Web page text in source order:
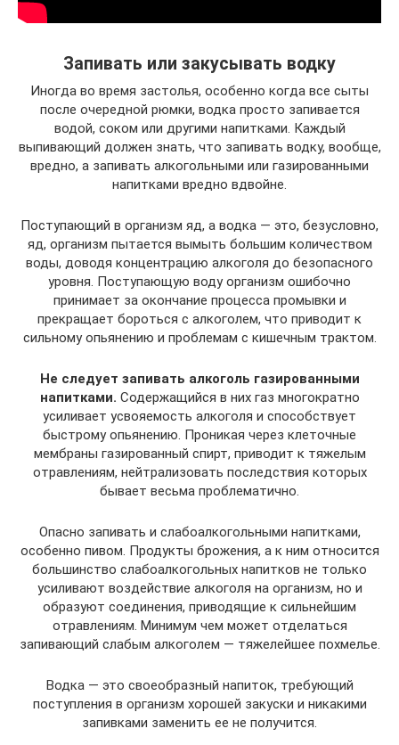
Запивать или закусывать водку
Иногда во время застолья, особенно когда все сыты
после очередной рюмки, водка просто запивается
водой, соком или другими напитками. Каждый
выпивающий должен знать, что запивать водку, вообще,
вредно, а запивать алкогольными или газированными
напитками вредно вдвойне.
Поступающий в организм яд, а водка — это, безусловно,
яд, организм пытается вымыть большим количеством
воды, доводя концентрацию алкоголя до безопасного
уровня. Поступающую воду организм ошибочно
принимает за окончание процесса промывки и
прекращает бороться с алкоголем, что приводит к
сильному опьянению и проблемам с кишечным трактом.
Не следует запивать алкоголь газированными
напитками. Содержащийся в них газ многократно
усиливает усвояемость алкоголя и способствует
быстрому опьянению. Проникая через клеточные
мембраны газированный спирт, приводит к тяжелым
отравлениям, нейтрализовать последствия которых
бывает весьма проблематично.
Опасно запивать и слабоалкогольными напитками,
особенно пивом. Продукты брожения, а к ним относится
большинство слабоалкогольных напитков не только
усиливают воздействие алкоголя на организм, но и
образуют соединения, приводящие к сильнейшим
отравлениям. Минимум чем может отделаться
запивающий слабым алкоголем — тяжелейшее похмелье.
Водка — это своеобразный напиток, требующий
поступления в организм хорошей закуски и никакими
запивками заменить ее не получится.